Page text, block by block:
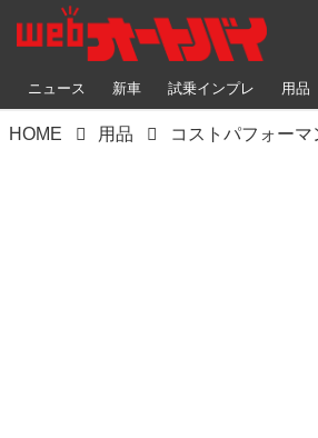
ニュース 新車 試乗インプレ 用品
HOME 用品